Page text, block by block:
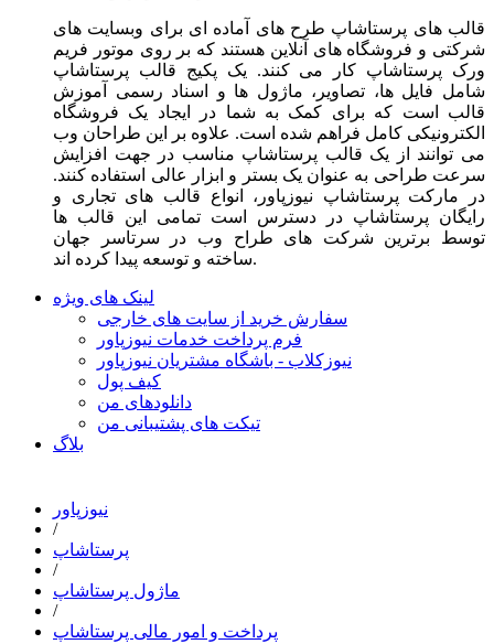
قالب های پرستاشاپ طرح های آماده ای برای وبسایت های
شرکتی و فروشگاه های آنلاین هستند که بر روی موتور فریم
ورک پرستاشاپ کار می کنند. یک پکیج قالب پرستاشاپ
شامل فایل ها، تصاویر، ماژول ها و اسناد رسمی آموزش
قالب است که برای کمک به شما در ایجاد یک فروشگاه
الکترونیکی کامل فراهم شده است. علاوه بر این طراحان وب
می توانند از یک قالب پرستاشاپ مناسب در جهت افزایش
سرعت طراحی به عنوان یک بستر و ابزار عالی استفاده کنند.
در مارکت پرستاشاپ نیوزپاور، انواع قالب های تجاری و
رایگان پرستاشاپ در دسترس است تمامی این قالب ها
توسط برترین شرکت های طراح وب در سرتاسر جهان
ساخته و توسعه پیدا کرده اند.
لینک های ویژه
سفارش خرید از سایت های خارجی
فرم پرداخت خدمات نیوزپاور
نیوزکلاب - باشگاه مشتریان نیوزپاور
کیف پول
دانلودهای من
تیکت های پشتیبانی من
بلاگ
نیوزپاور
/
پرستاشاپ
/
ماژول پرستاشاپ
/
پرداخت و امور مالی پرستاشاپ